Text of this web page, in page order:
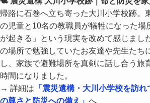
帰路に石巻へ立ち寄った大川小学校跡。
の児童と10名の教職員が犠牲になった場
が起きる」という現実を改めて感じまし
の場所で勉強していたお友達や先生たち
し、家族で避難場所を真剣に話し合う旅
時間になりました。
→ 詳細は 「震災遺構・大川小学校を訪
の尊さと防災への備え」 へ